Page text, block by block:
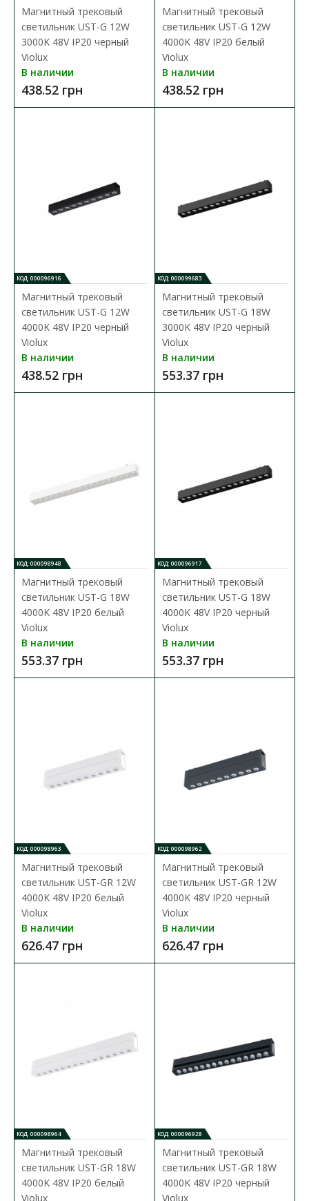
В сравнения
В закладки
Шинопровод магнитный DTC для натяжных
потолков 3м черный Violux
Магнитный трековый светильник UST-G 12W
3000K 48V IP20 черный Violux
Доступность:
Магнитные трековые светильники – это инновационный
В КОРЗИНУ
Магнитный трековый
светильник UST-G 12W
3000K 48V IP20 черный
Violux
В наличии
438.52 грн
Магнитный трековый
светильник UST-G 12W
4000K 48V IP20 белый
Violux
В наличии
438.52 грн
КОД: 000096916
Магнитный трековый
светильник UST-G 12W
4000K 48V IP20 черный
Violux
В наличии
438.52 грн
КОД: 000099683
Магнитный трековый
светильник UST-G 18W
3000K 48V IP20 черный
Violux
В наличии
553.37 грн
КОД: 000098948
Магнитный трековый
светильник UST-G 18W
4000K 48V IP20 белый
Violux
В наличии
553.37 грн
КОД: 000096917
Магнитный трековый
светильник UST-G 18W
4000K 48V IP20 черный
Violux
В наличии
553.37 грн
КОД: 000098963
Магнитный трековый
светильник UST-GR 12W
4000K 48V IP20 белый
Violux
В наличии
626.47 грн
КОД: 000098962
Магнитный трековый
светильник UST-GR 12W
4000K 48V IP20 черный
Violux
В наличии
626.47 грн
КОД: 000098964
Магнитный трековый
светильник UST-GR 18W
4000K 48V IP20 белый
Violux
КОД: 000096928
Магнитный трековый
светильник UST-GR 18W
4000K 48V IP20 черный
Violux